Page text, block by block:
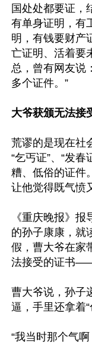
国处处都要证，
有单身证明，有
明，有钱要财产
亡证明、活着
总，曾有网友说
多个证件。”
大爷获颁无法接
荒谬的是现在社
“乞丐证”、“发春
糟、低俗的证件
让他觉得既气愤
《重庆晚报》
的孙子康康，就
假，曹大爷在家
法接受的证书
曹大爷说，孙子
逼，手里还拿着“
“我当时那个气